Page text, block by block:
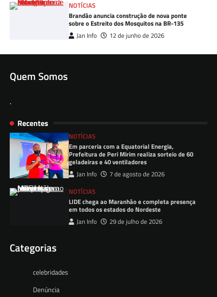
NOTÍCIAS
Brandão anuncia construção de nova ponte
sobre o Estreito dos Mosquitos na BR-135
Jan Info 12 de junho de 2026
Quem Somos
.
Recentes
NOTÍCIAS
Em parceria com a Equatorial Energia,
Prefeitura de Peri Mirim realiza sorteio de 60
geladeiras e 40 ventiladores
Jan Info
7 de agosto de 2026
NOTÍCIAS
LIDE chega ao Maranhão e completa presença
em todos os estados do Nordeste
Jan Info 29 de julho de 2026
Categorias
celebridades
Denúncia